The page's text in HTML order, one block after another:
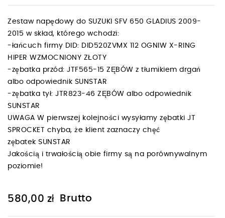
Zestaw napędowy do SUZUKI SFV 650 GLADIUS 2009-
2015 w skład, którego wchodzi:
-łańcuch firmy DID: DID520ZVMX 112 OGNIW X-RING
HIPER WZMOCNIONY ZŁOTY
-zębatka przód: JTF565-15 ZĘBÓW z tłumikiem drgań
albo odpowiednik SUNSTAR
-zębatka tył: JTR823-46 ZĘBÓW albo odpowiednik
SUNSTAR
UWAGA W pierwszej kolejności wysyłamy zębatki JT
SPROCKET chyba, że klient zaznaczy chęć
zębatek SUNSTAR
Jakością i trwałością obie firmy są na porównywalnym
poziomie!
580,00 zł Brutto